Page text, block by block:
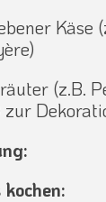
Käse
(z.B.